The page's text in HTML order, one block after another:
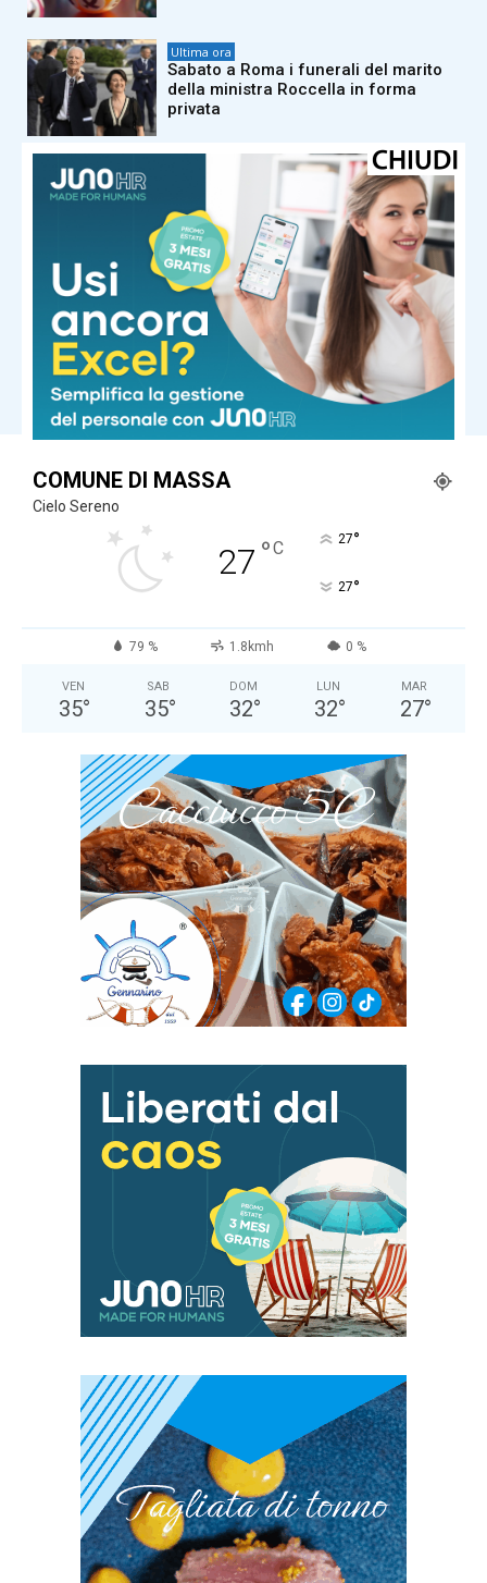
Ultima ora
Sabato a Roma i funerali del marito
della ministra Roccella in forma
privata
Chieti, anziana uccisa in casa:
arrestato il nipote
Ultima ora
Guccini, Meloni: “Livoroso con me,
ma continuo a cantare le sue
canzoni. Lo ringrazio per averci
regalato emozioni”
Carica altri
COMUNE DI MASSA
Cielo Sereno
27 °C 27°
27°
79 % 1.8kmh 0 %
VEN
35°
SAB
35°
DOM
32°
LUN
32°
MAR
27°